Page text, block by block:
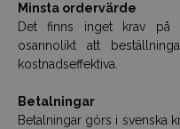
Minsta ordervärde
Det finns inget krav på
osannolikt att
kostnadseffektiva.
Betalningar
Betalningar görs i svenska